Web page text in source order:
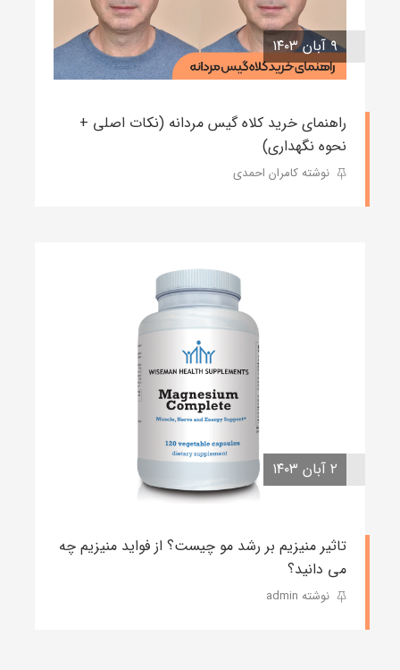
۹ آبان ۱۴۰۳
راهنمای خرید کلاه گیس مردانه (نکات اصلی +
نحوه نگهداری)
نوشته کامران احمدی
۲ آبان ۱۴۰۳
تاثیر منیزیم بر رشد مو چیست؟ از فواید منیزیم چه
می دانید؟
نوشته admin